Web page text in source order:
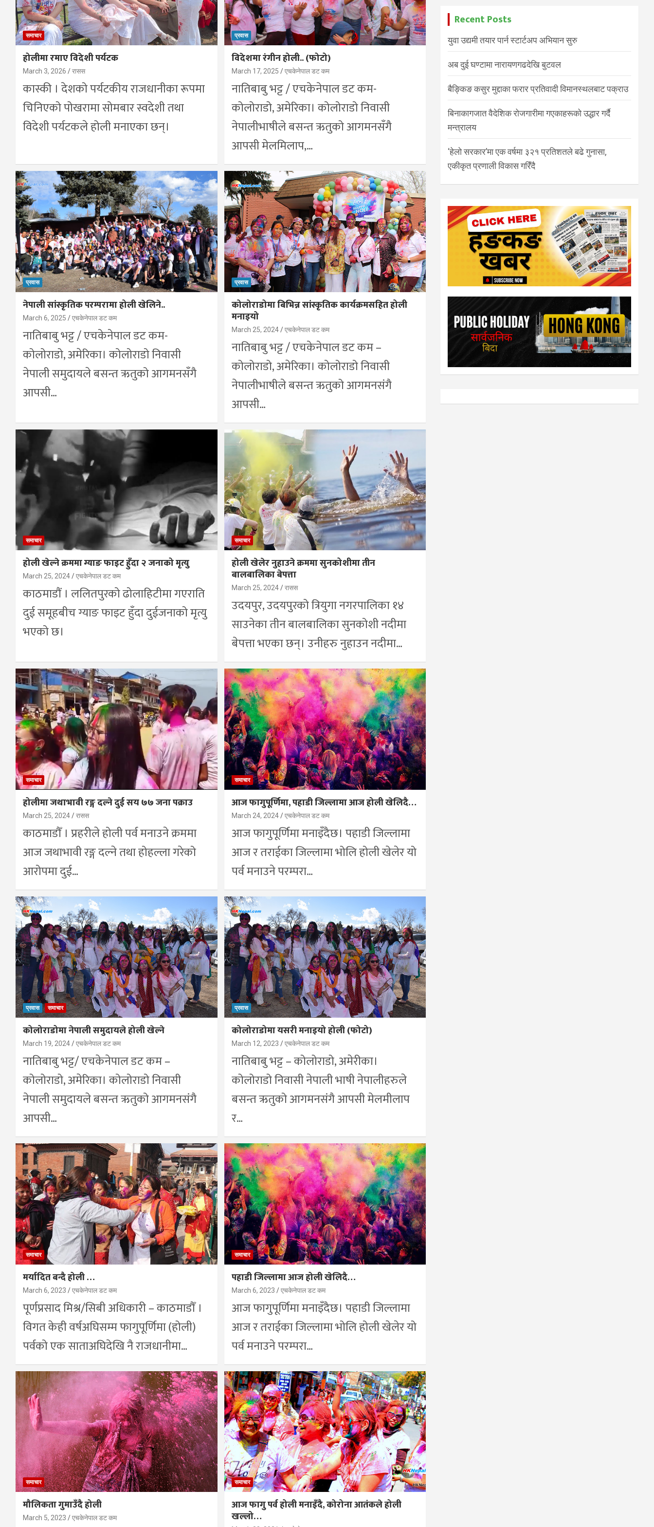
समाचार
होलीमा रमाए विदेशी पर्यटक
March 3, 2026 रासस
कास्की । देशको पर्यटकीय राजधानीका रूपमा
चिनिएको पोखरामा सोमबार स्वदेशी तथा
विदेशी पर्यटकले होली मनाएका छन्।
प्रवास
विदेशमा रंगीन होली.. (फोटो)
March 17, 2025 एचकेनेपाल डट कम
नातिबाबु भट्ट / एचकेनेपाल डट कम-
कोलोराडो, अमेरिका। कोलोराडो निवासी
नेपालीभाषीले बसन्त ऋतुको आगमनसँगै
आपसी मेलमिलाप,…
प्रवास
नेपाली सांस्कृतिक परम्परामा होली खेलिने..
March 6, 2025 एचकेनेपाल डट कम
नातिबाबु भट्ट / एचकेनेपाल डट कम-
कोलोराडो, अमेरिका। कोलोराडो निवासी
नेपाली समुदायले बसन्त ऋतुको आगमनसँगै
आपसी…
प्रवास
कोलोराडोमा बिभिन्न सांस्कृतिक कार्यक्रमसहित होली
मनाइयो
March 25, 2024 एचकेनेपाल डट कम
नातिबाबु भट्ट / एचकेनेपाल डट कम –
कोलोराडो, अमेरिका। कोलोराडो निवासी
नेपालीभाषीले बसन्त ऋतुको आगमनसंगै
आपसी…
समाचार
होली खेल्ने क्रममा ग्याङ फाइट हुँदा २ जनाको मृत्यु
March 25, 2024 एचकेनेपाल डट कम
काठमाडौं । ललितपुरको ढोलाहिटीमा गएराति
दुई समूहबीच ग्याङ फाइट हुँदा दुईजनाको मृत्यु
भएको छ।
समाचार
होली खेलेर नुहाउने क्रममा सुनकोशीमा तीन
बालबालिका बेपत्ता
March 25, 2024 रासस
उदयपुर, उदयपुरको त्रियुगा नगरपालिका १४
साउनेका तीन बालबालिका सुनकोशी नदीमा
बेपत्ता भएका छन्। उनीहरु नुहाउन नदीमा…
समाचार
होलीमा जथाभावी रङ्ग दल्ने दुई सय ७७ जना पक्राउ
March 25, 2024 रासस
काठमाडौँ । प्रहरीले होली पर्व मनाउने क्रममा
आज जथाभावी रङ्ग दल्ने तथा होहल्ला गरेको
आरोपमा दुई…
समाचार
आज फागुपूर्णिमा, पहाडी जिल्लामा आज होली खेलिदै…
March 24, 2024 एचकेनेपाल डट कम
आज फागुपूर्णिमा मनाइँदैछ। पहाडी जिल्लामा
आज र तराईका जिल्लामा भोलि होली खेलेर यो
पर्व मनाउने परम्परा…
प्रवास समाचार
कोलोराडोमा नेपाली समुदायले होली खेल्ने
March 19, 2024 एचकेनेपाल डट कम
नातिबाबु भट्ट/ एचकेनेपाल डट कम –
कोलोराडो, अमेरिका। कोलोराडो निवासी
नेपाली समुदायले बसन्त ऋतुको आगमनसंगै
आपसी…
प्रवास
कोलोराडोमा यसरी मनाइयो होली (फोटो)
March 12, 2023 एचकेनेपाल डट कम
नातिबाबु भट्ट – कोलोराडो, अमेरीका।
कोलोराडो निवासी नेपाली भाषी नेपालीहरुले
बसन्त ऋतुको आगमनसंगै आपसी मेलमीलाप
र…
समाचार
मर्यादित बन्दै होली …
March 6, 2023 एचकेनेपाल डट कम
पूर्णप्रसाद मिश्र/सिबी अधिकारी – काठमाडौँ ।
विगत केही वर्षअघिसम्म फागुपूर्णिमा (होली)
पर्वको एक साताअघिदेखि नै राजधानीमा…
समाचार
पहाडी जिल्लामा आज होली खेलिदै…
March 6, 2023 एचकेनेपाल डट कम
आज फागुपूर्णिमा मनाइँदैछ। पहाडी जिल्लामा
आज र तराईका जिल्लामा भोलि होली खेलेर यो
पर्व मनाउने परम्परा…
समाचार
मौलिकता गुमाउँदै होली
March 5, 2023 एचकेनेपाल डट कम
समाचार
आज फागु पर्व होली मनाइँदै, कोरोना आतंकले होली
खल्लो…
Recent Posts
युवा उद्यमी तयार पार्न स्टार्टअप अभियान सुरु
अब दुई घण्टामा नारायणगढदेखि बुटवल
बैङ्किङ कसुर मुद्दाका फरार प्रतिवादी विमानस्थलबाट पक्राउ
बिनाकागजात वैदेशिक रोजगारीमा गएकाहरूको उद्धार गर्दै
मन्त्रालय
‘हेलो सरकार’मा एक वर्षमा ३२१ प्रतिशतले बढे गुनासा,
एकीकृत प्रणाली विकास गरिँदै